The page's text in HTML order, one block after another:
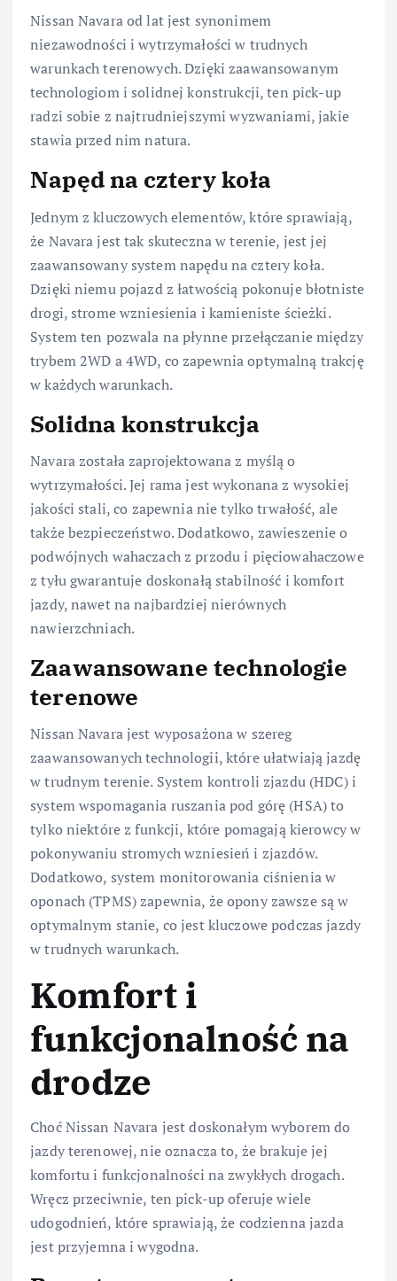
Nissan Navara od lat jest synonimem
niezawodności i wytrzymałości w trudnych
warunkach terenowych. Dzięki zaawansowanym
technologiom i solidnej konstrukcji, ten pick-up
radzi sobie z najtrudniejszymi wyzwaniami, jakie
stawia przed nim natura.
Napęd na cztery koła
Jednym z kluczowych elementów, które sprawiają,
że Navara jest tak skuteczna w terenie, jest jej
zaawansowany system napędu na cztery koła.
Dzięki niemu pojazd z łatwością pokonuje błotniste
drogi, strome wzniesienia i kamieniste ścieżki.
System ten pozwala na płynne przełączanie między
trybem 2WD a 4WD, co zapewnia optymalną trakcję
w każdych warunkach.
Solidna konstrukcja
Navara została zaprojektowana z myślą o
wytrzymałości. Jej rama jest wykonana z wysokiej
jakości stali, co zapewnia nie tylko trwałość, ale
także bezpieczeństwo. Dodatkowo, zawieszenie o
podwójnych wahaczach z przodu i pięciowahaczowe
z tyłu gwarantuje doskonałą stabilność i komfort
jazdy, nawet na najbardziej nierównych
nawierzchniach.
Zaawansowane technologie
terenowe
Nissan Navara jest wyposażona w szereg
zaawansowanych technologii, które ułatwiają jazdę
w trudnym terenie. System kontroli zjazdu (HDC) i
system wspomagania ruszania pod górę (HSA) to
tylko niektóre z funkcji, które pomagają kierowcy w
pokonywaniu stromych wzniesień i zjazdów.
Dodatkowo, system monitorowania ciśnienia w
oponach (TPMS) zapewnia, że opony zawsze są w
optymalnym stanie, co jest kluczowe podczas jazdy
w trudnych warunkach.
Komfort i
funkcjonalność na
drodze
Choć Nissan Navara jest doskonałym wyborem do
jazdy terenowej, nie oznacza to, że brakuje jej
komfortu i funkcjonalności na zwykłych drogach.
Wręcz przeciwnie, ten pick-up oferuje wiele
udogodnień, które sprawiają, że codzienna jazda
jest przyjemna i wygodna.